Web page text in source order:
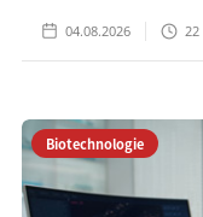
04.08.2026 22
Biotechnologie